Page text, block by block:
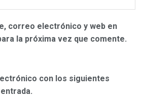
correo electrónico y web en
la próxima vez que comente.
con los siguientes